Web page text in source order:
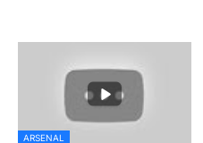
ARSENAL